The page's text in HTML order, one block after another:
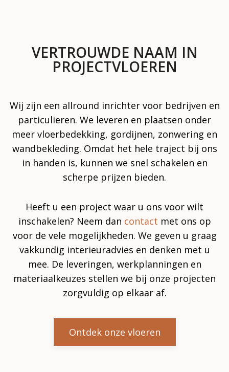
VERTROUWDE NAAM IN
PROJECTVLOEREN
Wij zijn een allround inrichter voor bedrijven en
particulieren. We leveren en plaatsen onder
meer vloerbedekking, gordijnen, zonwering en
wandbekleding. Omdat het hele traject bij ons
in handen is, kunnen we snel schakelen en
scherpe prijzen bieden.
Heeft u een project waar u ons voor wilt
inschakelen? Neem dan contact met ons op
voor de vele mogelijkheden. We geven u graag
vakkundig interieuradvies en denken met u
mee. De leveringen, werkplanningen en
materiaalkeuzes stellen we bij onze projecten
zorgvuldig op elkaar af.
Ontdek onze vloeren